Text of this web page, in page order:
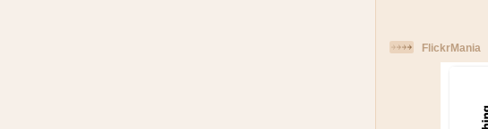
FlickrMania